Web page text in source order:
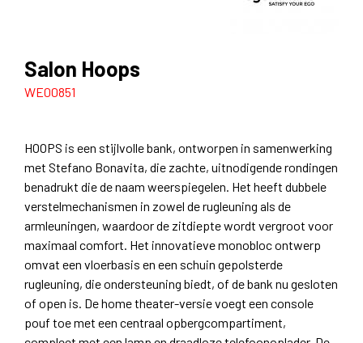
Salon Hoops
WE00851
HOOPS is een stijlvolle bank, ontworpen in samenwerking
met Stefano Bonavita, die zachte, uitnodigende rondingen
benadrukt die de naam weerspiegelen. Het heeft dubbele
verstelmechanismen in zowel de rugleuning als de
armleuningen, waardoor de zitdiepte wordt vergroot voor
maximaal comfort. Het innovatieve monobloc ontwerp
omvat een vloerbasis en een schuin gepolsterde
rugleuning, die ondersteuning biedt, of de bank nu gesloten
of open is. De home theater-versie voegt een console
pouf toe met een centraal opbergcompartiment,